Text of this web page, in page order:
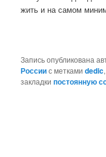
жить и на самом
Запись опубликована
Россиис меткамиdedic
закладкипостоянную